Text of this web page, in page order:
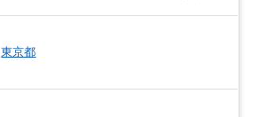
東京都